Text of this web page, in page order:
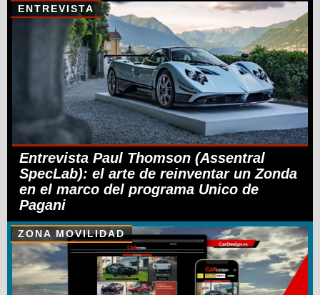
ENTREVISTA
Entrevista Paul Thomson (Assentral
SpecLab): el arte de reinventar un Zonda
en el marco del programa Unico de
Pagani
ZONA MOVILIDAD